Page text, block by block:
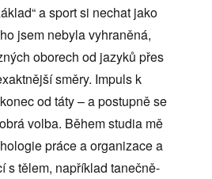
a sport si nechat jako
jsem nebyla vyhraněná,
oborech od jazyků přes
směry. Impuls k
od táty – a postupně se
volba. Během studia mě
práce a organizace a
s tělem, například tanečně-